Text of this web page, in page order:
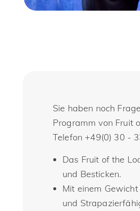
Sie haben noch
Programm von Fruit
Telefon +49(0) 30 -
Das Fruit of the
und Besticken.
Mit einem
und